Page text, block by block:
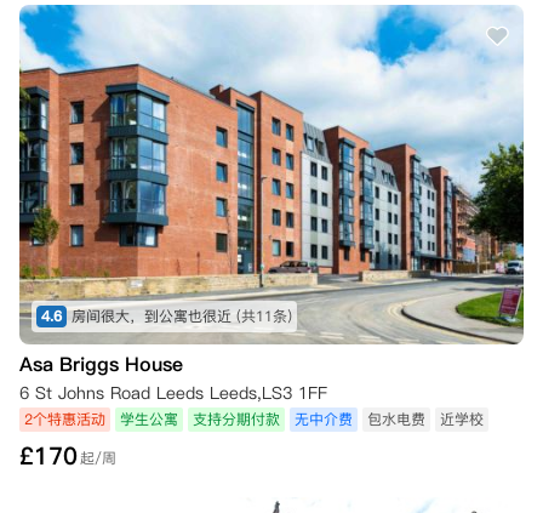
4.6 房间很大，到公寓也很近 (共11条)
Asa Briggs House
6 St Johns Road Leeds Leeds,LS3 1FF
2个特惠活动 学生公寓 支持分期付款 无中介费 包水电费 近学校
£170起/周